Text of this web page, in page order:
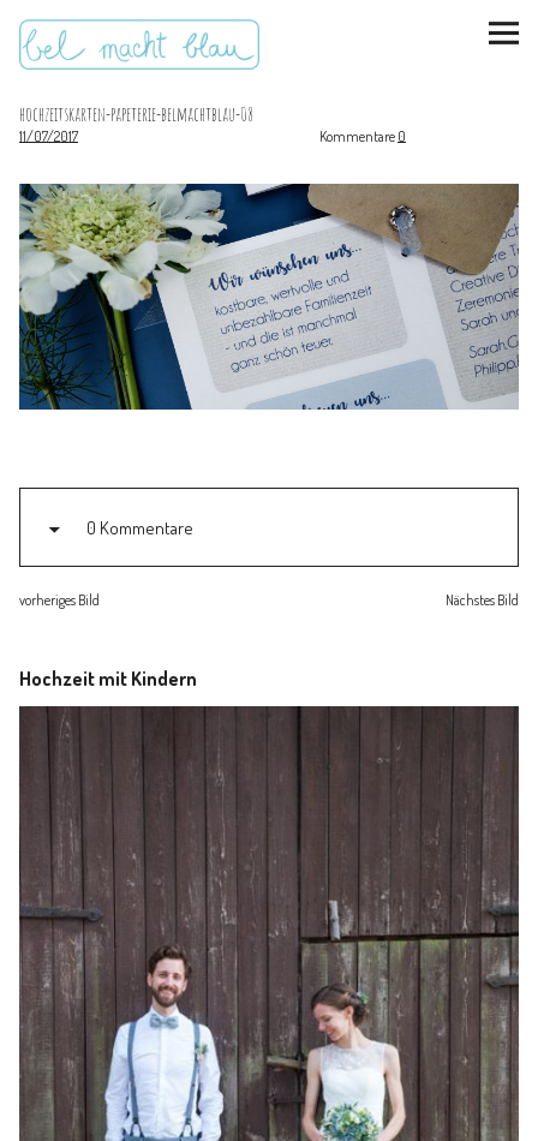
instagram
pinterestbloglovin
Malen + basteln
Feste feiern
Kinderzimmer
Mathe für Mamas
hochzeitskarten-papeterie-belmachtblau-08
11/07/2017 Kommentare 0
0 Kommentare
Nächstes Bild
vorheriges Bild
Hochzeit mit Kindern